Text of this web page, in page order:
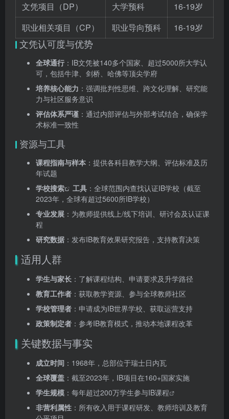
文凭项目（DP）
大学预科
16-19岁
职业相关项目（CP）
职业导向预科 16-19岁
文凭认可度与优势
全球通行 ：IB文凭被140多个国家、超过5000所大学认
可，包括牛津、剑桥、哈佛等顶尖学府
培养核心能力 ：强调批判性思维、跨文化理解、研究能
力与社区服务意识
评估体系严谨 ：通过内部评估与外部考试结合，确保学
术标准一致性
资源与工具
课程指南与样本 ：提供各科目教学大纲、评估标准及历
年试题
学校搜索
工具 ：全球范围内查找认证IB学校（截至
2023年，全球有超过5600所IB学校）
专业发展 ：为教师提供线上/线下培训、研讨会及认证课
程
研究数据 ：发布IB教育效果研究报告，支持教育决策
适用人群
学生与家长 ：了解课程结构、申请要求及升学路径
教育工作者 ：获取教学资源、参与全球教师社区
学校管理者 ：申请成为IB世界学校、获取运营支持
政策制定者 ：参考IB教育模式，推动本地课程改革
关键数据与事实
成立时间 ：1968年，总部位于瑞士日内瓦
全球覆盖 ：截至2023年，IB项目在160+国家实施
学生规模 ：每年超过200万学生参与IB课程
非营利属性 ：所有收入用于课程研发、教师培训及教育